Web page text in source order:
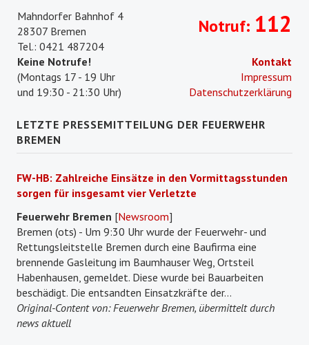
Mahndorfer Bahnhof 4
28307 Bremen
Tel.: 0421 487204
Keine Notrufe!
(Montags 17 - 19 Uhr
und 19:30 - 21:30 Uhr)
Notruf: 112
Kontakt
Impressum
Datenschutzerklärung
LETZTE PRESSEMITTEILUNG DER FEUERWEHR
BREMEN
FW-HB: Zahlreiche Einsätze in den Vormittagsstunden
sorgen für insgesamt vier Verletzte
Feuerwehr Bremen [Newsroom]
Bremen (ots) - Um 9:30 Uhr wurde der Feuerwehr- und
Rettungsleitstelle Bremen durch eine Baufirma eine
brennende Gasleitung im Baumhauser Weg, Ortsteil
Habenhausen, gemeldet. Diese wurde bei Bauarbeiten
beschädigt. Die entsandten Einsatzkräfte der...
Original-Content von: Feuerwehr Bremen, übermittelt durch
news aktuell